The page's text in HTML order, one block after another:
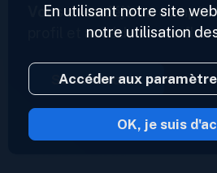
Vous avez déjà un compte
profil et accédez à vos flux
Se connecter
2023 ©
En utilisant notre site
notre utilisation
Accéder aux
OK, je suis